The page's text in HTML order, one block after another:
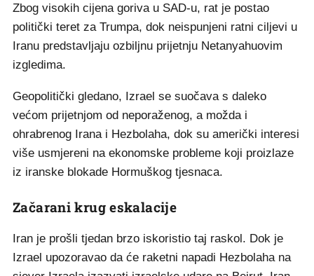
Zbog visokih cijena goriva u SAD-u, rat je postao
politički teret za Trumpa, dok neispunjeni ratni ciljevi u
Iranu predstavljaju ozbiljnu prijetnju Netanyahuovim
izgledima.
Geopolitički gledano, Izrael se suočava s daleko
većom prijetnjom od neporaženog, a možda i
ohrabrenog Irana i Hezbolaha, dok su američki interesi
više usmjereni na ekonomske probleme koji proizlaze
iz iranske blokade Hormuškog tjesnaca.
Začarani krug eskalacije
Iran je prošli tjedan brzo iskoristio taj raskol. Dok je
Izrael upozoravao da će raketni napadi Hezbolaha na